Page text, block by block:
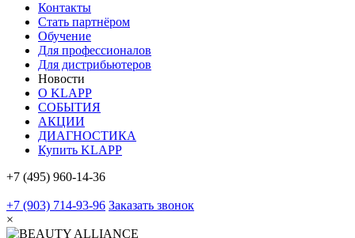
Контакты
Стать партнёром
Обучение
Для профессионалов
Для дистрибьютеров
Новости
О KLAPP
СОБЫТИЯ
АКЦИИ
ДИАГНОСТИКА
Купить KLAPP
+7 (495) 960-14-36
+7 (903) 714-93-96 Заказать звонок
×